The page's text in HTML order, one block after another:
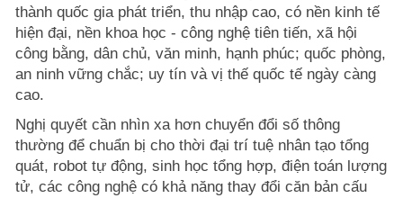
thành quốc gia phát triển, thu nhập cao, có nền kinh tế
hiện đại, nền khoa học - công nghệ tiên tiến, xã hội
công bằng, dân chủ, văn minh, hạnh phúc; quốc phòng,
an ninh vững chắc; uy tín và vị thế quốc tế ngày càng
cao.
Nghị quyết cần nhìn xa hơn chuyển đổi số thông
thường để chuẩn bị cho thời đại trí tuệ nhân tạo tổng
quát, robot tự động, sinh học tổng hợp, điện toán lượng
tử, các công nghệ có khả năng thay đổi căn bản cấu